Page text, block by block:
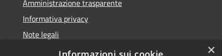
Amministrazione trasparente
Informativa privacy
Note legali
Dichiarazione di accessibilità
×